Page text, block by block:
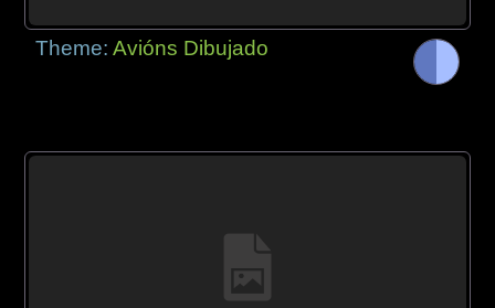
Theme:Avións Dibujado